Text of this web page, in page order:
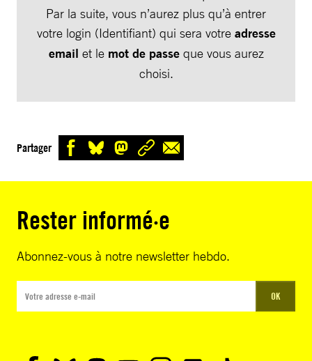
Par la suite, vous n’aurez plus qu’à entrer
votre login (Identifiant) qui sera votre adresse
email et le mot de passeque vous aurez
choisi.
Partager
Rester informé·e
Abonnez-vous à notre newsletter hebdo.
OK